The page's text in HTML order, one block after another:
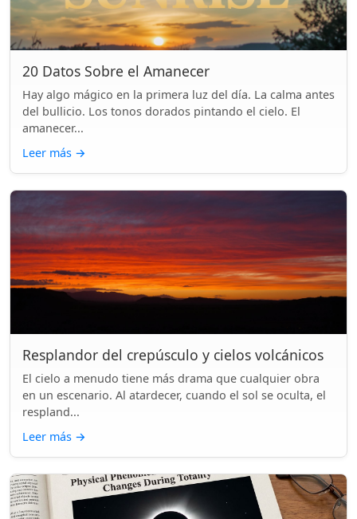
20 Datos Sobre el Amanecer
Hay algo mágico en la primera luz del día. La calma antes
del bullicio. Los tonos dorados pintando el cielo. El
amanecer...
Leer más →
Resplandor del crepúsculo y cielos volcánicos
El cielo a menudo tiene más drama que cualquier obra
en un escenario. Al atardecer, cuando el sol se oculta, el
respland...
Leer más →